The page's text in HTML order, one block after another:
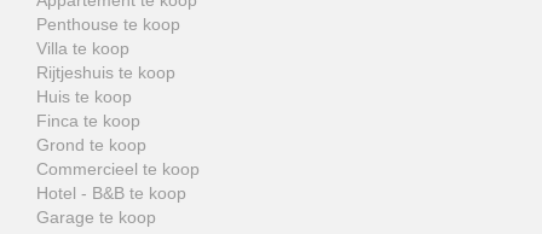
Penthouse te koop
Villa te koop
Rijtjeshuis te koop
Huis te koop
Finca te koop
Grond te koop
Commercieel te koop
Hotel - B&B te koop
Garage te koop